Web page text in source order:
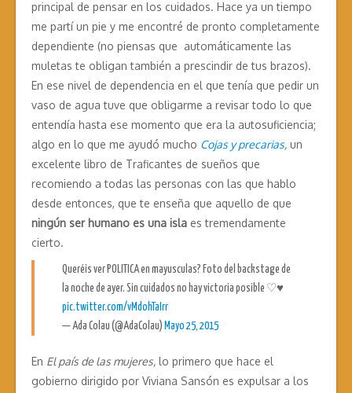
principal de pensar en los cuidados. Hace ya un tiempo
me partí un pie y me encontré de pronto completamente
dependiente (no piensas que automáticamente las
muletas te obligan también a prescindir de tus brazos).
En ese nivel de dependencia en el que tenía que pedir un
vaso de agua tuve que obligarme a revisar todo lo que
entendía hasta ese momento que era la autosuficiencia;
algo en lo que me ayudó mucho Cojas y precarias, un
excelente libro de Traficantes de sueños que
recomiendo a todas las personas con las que hablo
desde entonces, que te enseña que aquello de que
ningún ser humano es una isla es tremendamente
cierto.
Queréis ver POLITICA en mayusculas? Foto del backstage de
la noche de ayer. Sin cuidados no hay victoria posible ♡♥
pic.twitter.com/vMdohTaIrr
— Ada Colau (@AdaColau) Mayo 25, 2015
En El país de las mujeres, lo primero que hace el
gobierno dirigido por Viviana Sansón es expulsar a los